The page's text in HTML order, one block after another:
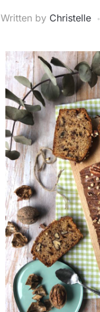
Written by Christelle